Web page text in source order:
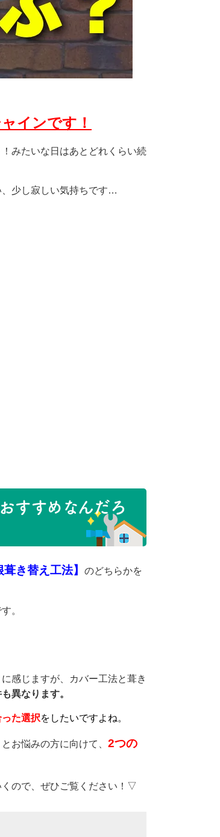
インです！
みたいな日はあとどれくらい続
、少し寂しい気持ちです…
すすめなんだろ
葺き替え工法】
のどちらかを
。
感じますが、カバー工法と葺き
異なります。
た選択をしたいですよね。
お悩みの方に向けて、 2つの
くので、ぜひご覧ください！▽